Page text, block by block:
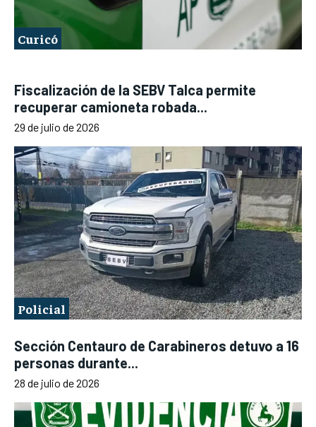
Curicó
Fiscalización de la SEBV Talca permite
recuperar camioneta robada...
29 de julio de 2026
Policial
Sección Centauro de Carabineros detuvo a 16
personas durante...
28 de julio de 2026